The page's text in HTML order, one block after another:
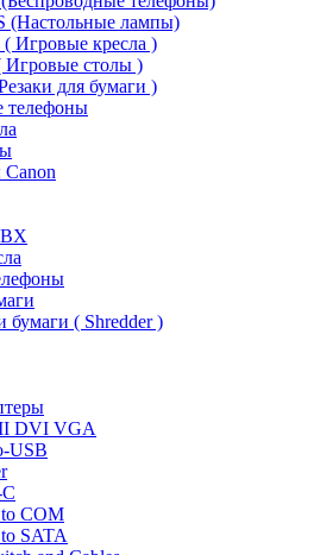
(Настольные лампы)
( Игровые кресла )
Игровые столы )
для бумаги )
телефоны
Canon
бумаги ( Shredder )
DVI VGA
USB
COM
SATA